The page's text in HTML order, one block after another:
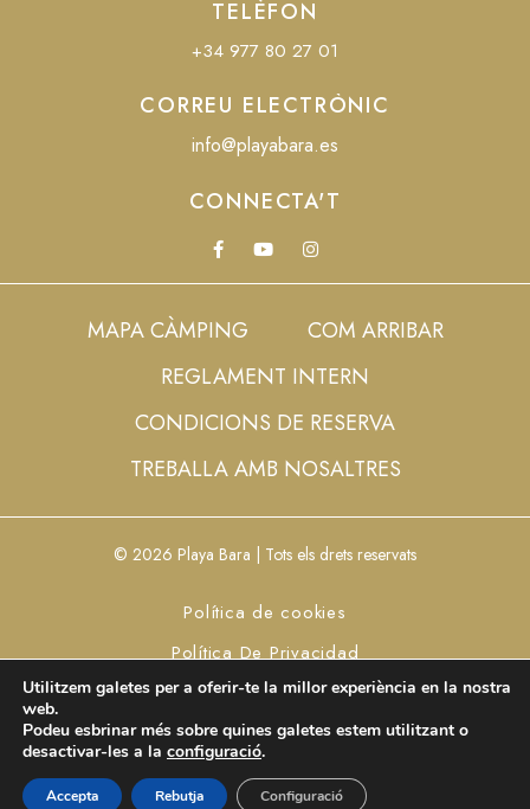
TELÈFON
+34 977 80 27 01
CORREU ELECTRÒNIC
info@playabara.es
CONNECTA'T
MAPA CÀMPING
COM ARRIBAR
REGLAMENT INTERN
CONDICIONS DE RESERVA
TREBALLA AMB NOSALTRES
© 2026 Playa Bara | Tots els drets reservats
Política de cookies
Política De Privacidad
Aviso Legal
Configurar cookies
Reservar
Utilitzem galetes per a oferir-te la millor experiència en la nostra
web.
Podeu esbrinar més sobre quines galetes estem utilitzant o
desactivar-les a la configuració.
Accepta Rebutja Configuració